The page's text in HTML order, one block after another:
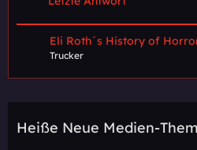
Eli Roth´s History of
Trucker
Heiße Neue Medien-